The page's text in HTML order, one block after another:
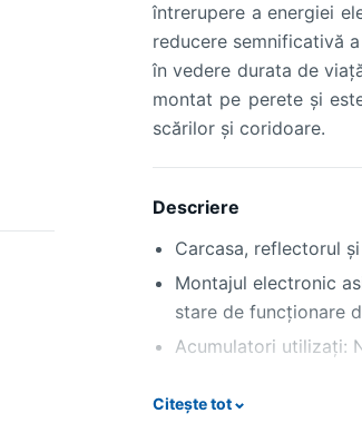
întrerupere a energiei
reducere semnificativă
în vedere durata de
montat pe perete și
scărilor și coridoare.
Descriere
Carcasa, reflectorul
Montajul electronic
stare de funcţionare
Acumulatori utilizaţi:
3 ore.
Citește tot